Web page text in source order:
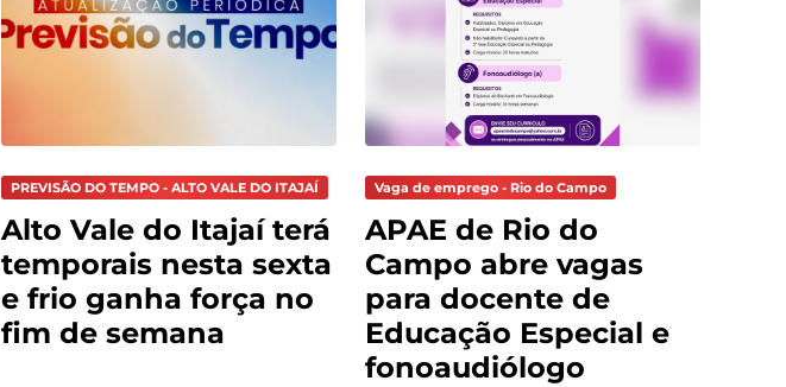
PREVISÃO DO TEMPO - ALTO VALE DO ITAJAÍ
Alto Vale do Itajaí terá
temporais nesta sexta
e frio ganha força no
fim de semana
Vaga de emprego - Rio do Campo
APAE de Rio do
Campo abre vagas
para docente de
Educação Especial e
fonoaudiólogo